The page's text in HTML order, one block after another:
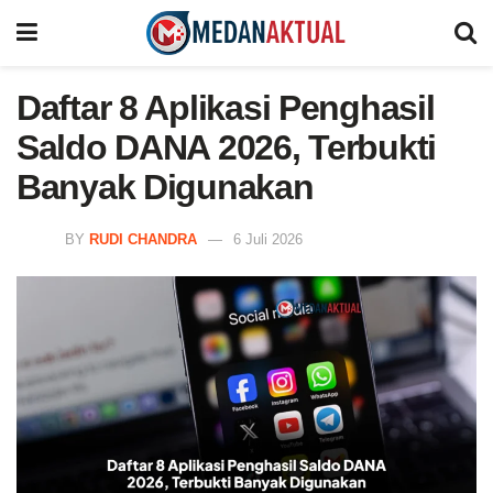
Daftar 8 Aplikasi Penghasil
Saldo DANA 2026, Terbukti
Banyak Digunakan
BY RUDI CHANDRA 6 Juli 2026